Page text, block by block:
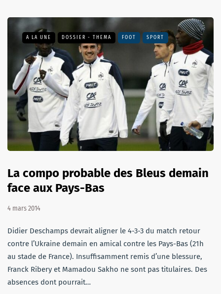
A LA UNE DOSSIER - THEMA FOOT SPORT
La compo probable des Bleus demain
face aux Pays-Bas
4 mars 2014
Didier Deschamps devrait aligner le 4-3-3 du match retour
contre l’Ukraine demain en amical contre les Pays-Bas (21h
au stade de France). Insuffisamment remis d’une blessure,
Franck Ribery et Mamadou Sakho ne sont pas titulaires. Des
absences dont pourrait…